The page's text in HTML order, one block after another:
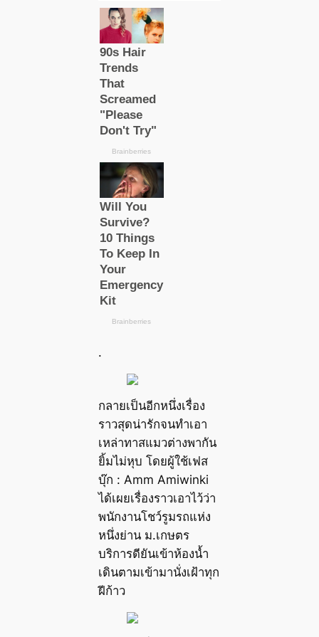
.
กลายเป็นอีกหนึ่งเรื่อง
ราวสุดน่ารักจนทำเอา
เหล่าทาสแมวต่างพากัน
ยิ้มไม่หุบ โดยผู้ใช้เฟส
บุ๊ก : Amm Amiwinki
ได้เผยเรื่องราวเอาไว้ว่า
พนักงานโชว์รูมรถแห่ง
หนึ่งย่าน ม.เกษตร
บริการดียันเข้าห้องน้ำ
เดินตามเข้ามานั่งเฝ้าทุก
ฝีก้าว